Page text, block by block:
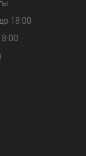
18:00